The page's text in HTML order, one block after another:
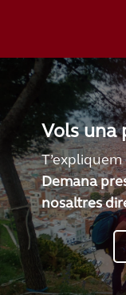
Vols una
Demana
nosaltres